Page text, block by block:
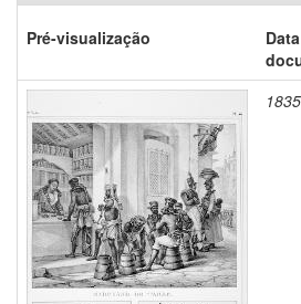
Pré-visualização
1835